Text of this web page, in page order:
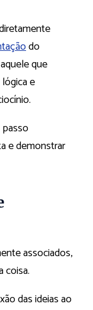
do
que
e
passo
e demonstrar
associados,
coisa.
das ideias ao